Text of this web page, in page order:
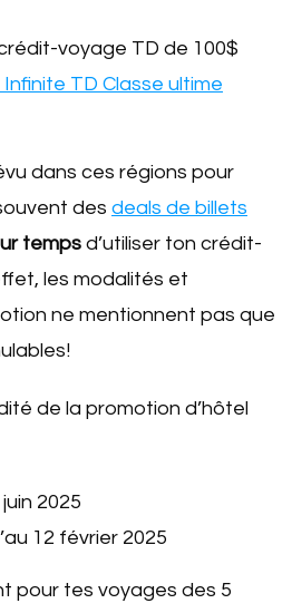
voyage TD de 100$
TD Classe ultime
dans ces régions pour
des deals de billets
temps d’utiliser ton crédit-
les modalités et
ne mentionnent pas que
de la promotion d’hôtel
2025
12 février 2025
pour tes voyages des 5